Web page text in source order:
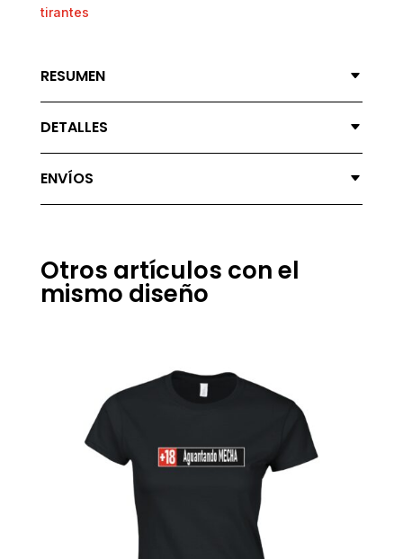
tirantes
RESUMEN
DETALLES
ENVÍOS
Otros artículos con el
mismo diseño